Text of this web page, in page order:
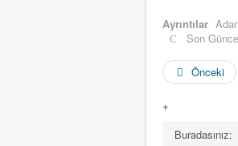
Ayrıntılar
Son
Önceki
+
Buradasınız: